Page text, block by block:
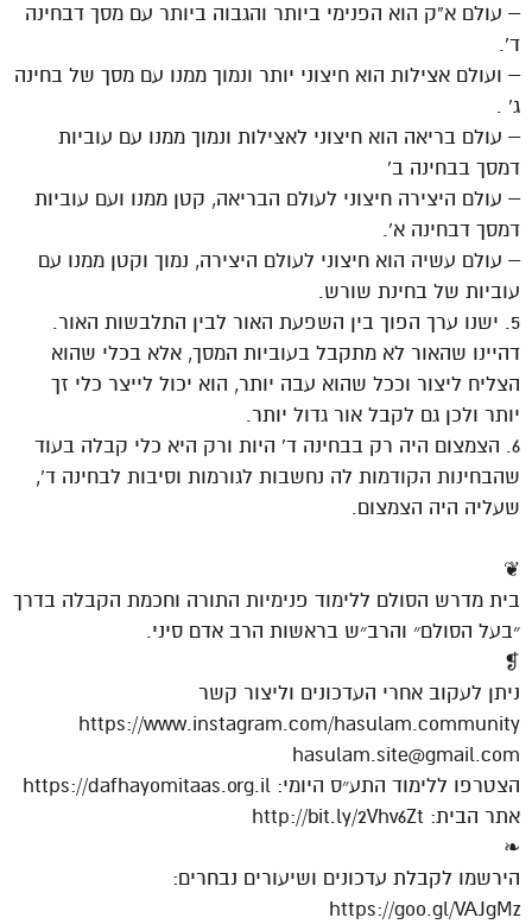
– עולם א”ק הוא הפנימי ביותר והגבוה ביותר עם מסך דבחינה
ד’.
– ועולם אצילות הוא חיצוני יותר ונמוך ממנו עם מסך של בחינה
ג’ .
– עולם בריאה הוא חיצוני לאצילות ונמוך ממנו עם עוביות
דמסך בבחינה ב’
– עולם היצירה חיצוני לעולם הבריאה, קטן ממנו ועם עוביות
דמסך דבחינה א’.
– עולם עשיה הוא חיצוני לעולם היצירה, נמוך וקטן ממנו עם
עוביות של בחינת שורש.
5. ישנו ערך הפוך בין השפעת האור לבין התלבשות האור.
דהיינו שהאור לא מתקבל בעוביות המסך, אלא בכלי שהוא
הצליח ליצור וככל שהוא עבה יותר, הוא יכול לייצר כלי זך
יותר ולכן גם לקבל אור גדול יותר.
6. הצמצום היה רק בבחינה ד’ היות ורק היא כלי קבלה בעוד
שהבחינות הקודמות לה נחשבות לגורמות וסיבות לבחינה ד’,
שעליה היה הצמצום.
❦
בית מדרש הסולם ללימוד פנימיות התורה וחכמת הקבלה בדרך
״בעל הסולם״ והרב״ש בראשות הרב אדם סיני.
❡
ניתן לעקוב אחרי העדכונים וליצור קשר
https://www.instagram.com/hasulam.community
hasulam.site@gmail.com
הצטרפו ללימוד התע״ס היומי: https://dafhayomitaas.org.il
אתר הבית: http://bit.ly/2Vhv6Zt
❧
הירשמו לקבלת עדכונים ושיעורים נבחרים:
https://goo.gl/VAJgMz